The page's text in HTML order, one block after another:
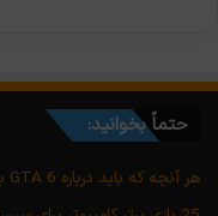
حتماً بخوانید:
هر آنچه که باید درباره GTA 6 بدانید